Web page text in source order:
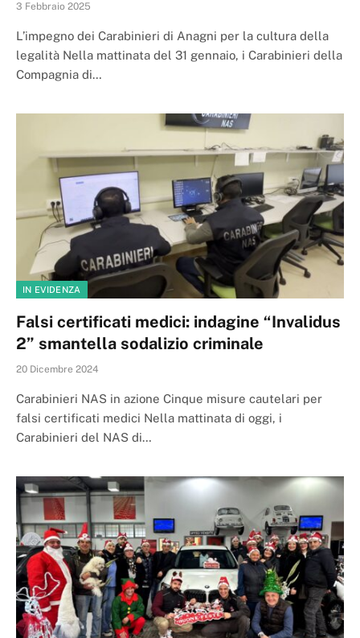
3 Febbraio 2025
L’impegno dei Carabinieri di Anagni per la cultura della
legalità Nella mattinata del 31 gennaio, i Carabinieri della
Compagnia di…
IN EVIDENZA
Falsi certificati medici: indagine “Invalidus
2” smantella sodalizio criminale
20 Dicembre 2024
Carabinieri NAS in azione Cinque misure cautelari per
falsi certificati medici Nella mattinata di oggi, i
Carabinieri del NAS di…